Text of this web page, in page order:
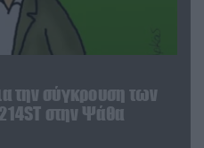
την σύγκρουση των
στην Ψάθα